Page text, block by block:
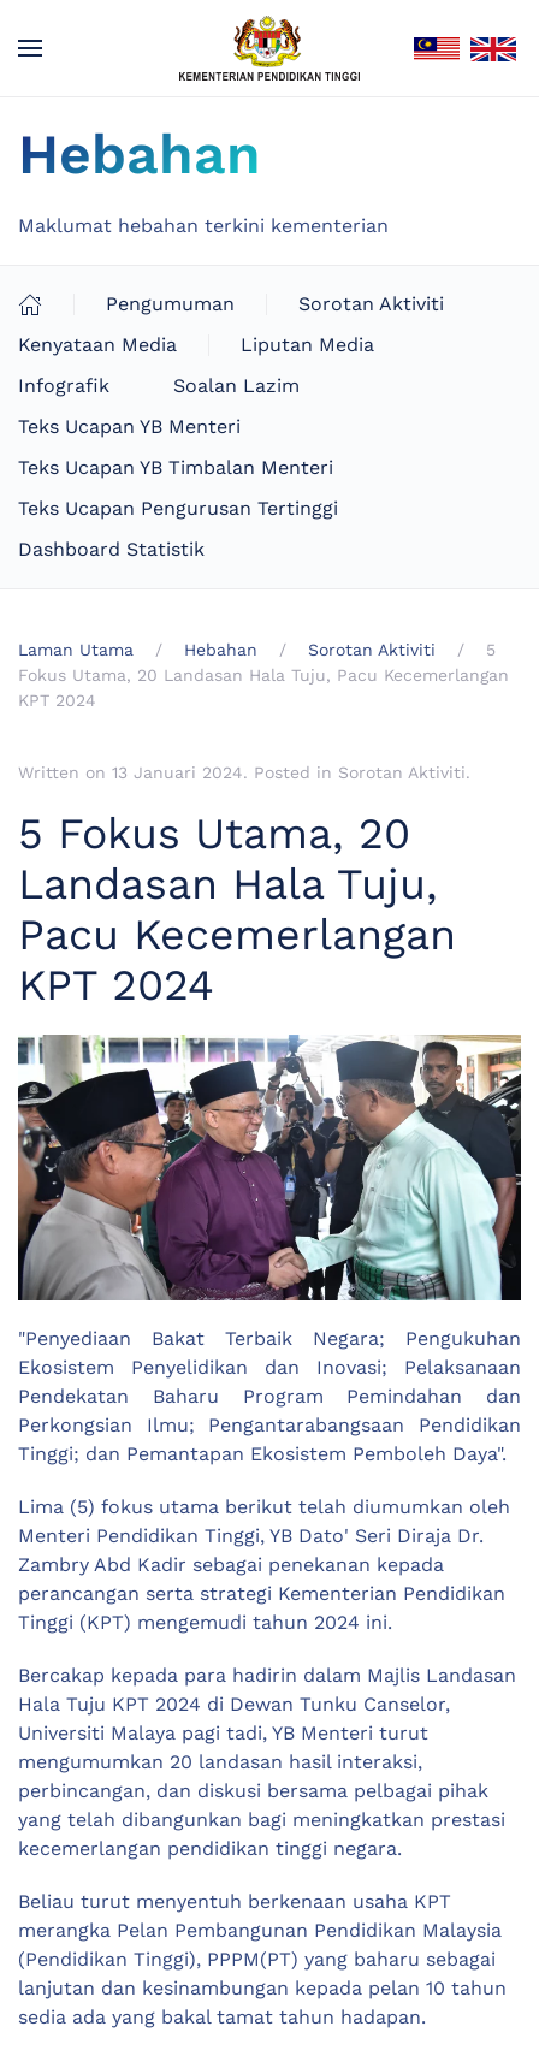
Hebahan
Maklumat hebahan terkini kementerian
Pengumuman
Sorotan Aktiviti
Kenyataan Media
Liputan Media
Infografik
Soalan Lazim
Teks Ucapan YB Menteri
Teks Ucapan YB Timbalan Menteri
Teks Ucapan Pengurusan Tertinggi
Dashboard Statistik
Laman Utama Hebahan Sorotan Aktiviti
5
Fokus Utama, 20 Landasan Hala Tuju, Pacu Kecemerlangan
KPT 2024
Written on 13 Januari 2024. Posted in Sorotan Aktiviti.
5 Fokus Utama, 20
Landasan Hala Tuju,
Pacu Kecemerlangan
KPT 2024
"Penyediaan Bakat Terbaik Negara; Pengukuhan
Ekosistem Penyelidikan dan Inovasi; Pelaksanaan
Pendekatan Baharu Program Pemindahan dan
Perkongsian Ilmu; Pengantarabangsaan Pendidikan
Tinggi; dan Pemantapan Ekosistem Pemboleh Daya".
Lima (5) fokus utama berikut telah diumumkan oleh
Menteri Pendidikan Tinggi, YB Dato' Seri Diraja Dr.
Zambry Abd Kadir sebagai penekanan kepada
perancangan serta strategi Kementerian Pendidikan
Tinggi (KPT) mengemudi tahun 2024 ini.
Bercakap kepada para hadirin dalam Majlis Landasan
Hala Tuju KPT 2024 di Dewan Tunku Canselor,
Universiti Malaya pagi tadi, YB Menteri turut
mengumumkan 20 landasan hasil interaksi,
perbincangan, dan diskusi bersama pelbagai pihak
yang telah dibangunkan bagi meningkatkan prestasi
kecemerlangan pendidikan tinggi negara.
Beliau turut menyentuh berkenaan usaha KPT
merangka Pelan Pembangunan Pendidikan Malaysia
(Pendidikan Tinggi), PPPM(PT) yang baharu sebagai
lanjutan dan kesinambungan kepada pelan 10 tahun
sedia ada yang bakal tamat tahun hadapan.